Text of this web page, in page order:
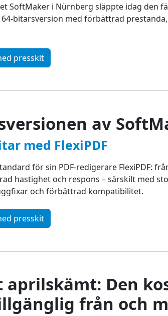
SoftMaker i Nürnberg släppte idag den
bitarsversion med förbättrad
presskit
av
med FlexiPDF
för sin PDF-redigerare FlexiPDF:
hastighet och respons – särskilt med
och förbättrad kompatibilitet.
presskit
Den
från och